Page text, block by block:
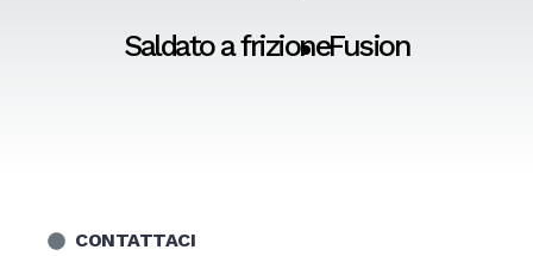
Saldato a frizioneFusion
CONTATTACI